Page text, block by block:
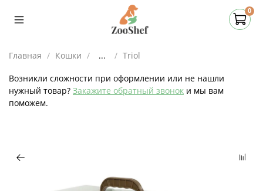
0
Главная Кошки ... Triol
Возникли сложности при оформлении или не нашли
нужный товар? Закажите обратный звонок и мы вам
поможем.